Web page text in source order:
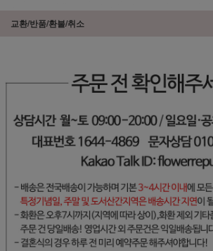
교환/반품/환불/취소